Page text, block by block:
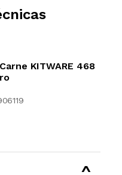
KITWARE 468